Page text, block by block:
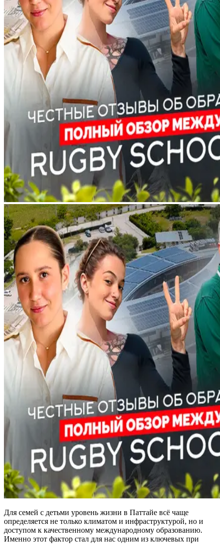
Для семей с детьми уровень жизни в Паттайе всё чаще
определяется не только климатом и инфраструктурой, но и
доступом к качественному международному образованию.
Именно этот фактор стал для нас одним из ключевых при